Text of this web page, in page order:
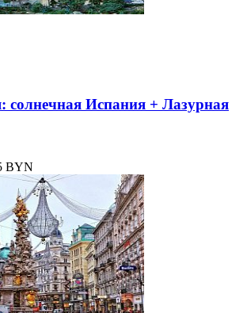
солнечная Испания + Лазурная
BYN